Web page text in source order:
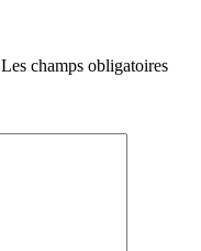
Les champs obligatoires